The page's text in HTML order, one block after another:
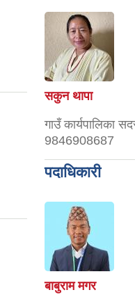
सकुन थापा
गाउँ कार्यपालिका
9846908687
पदाधिकारी
बाबुराम मगर